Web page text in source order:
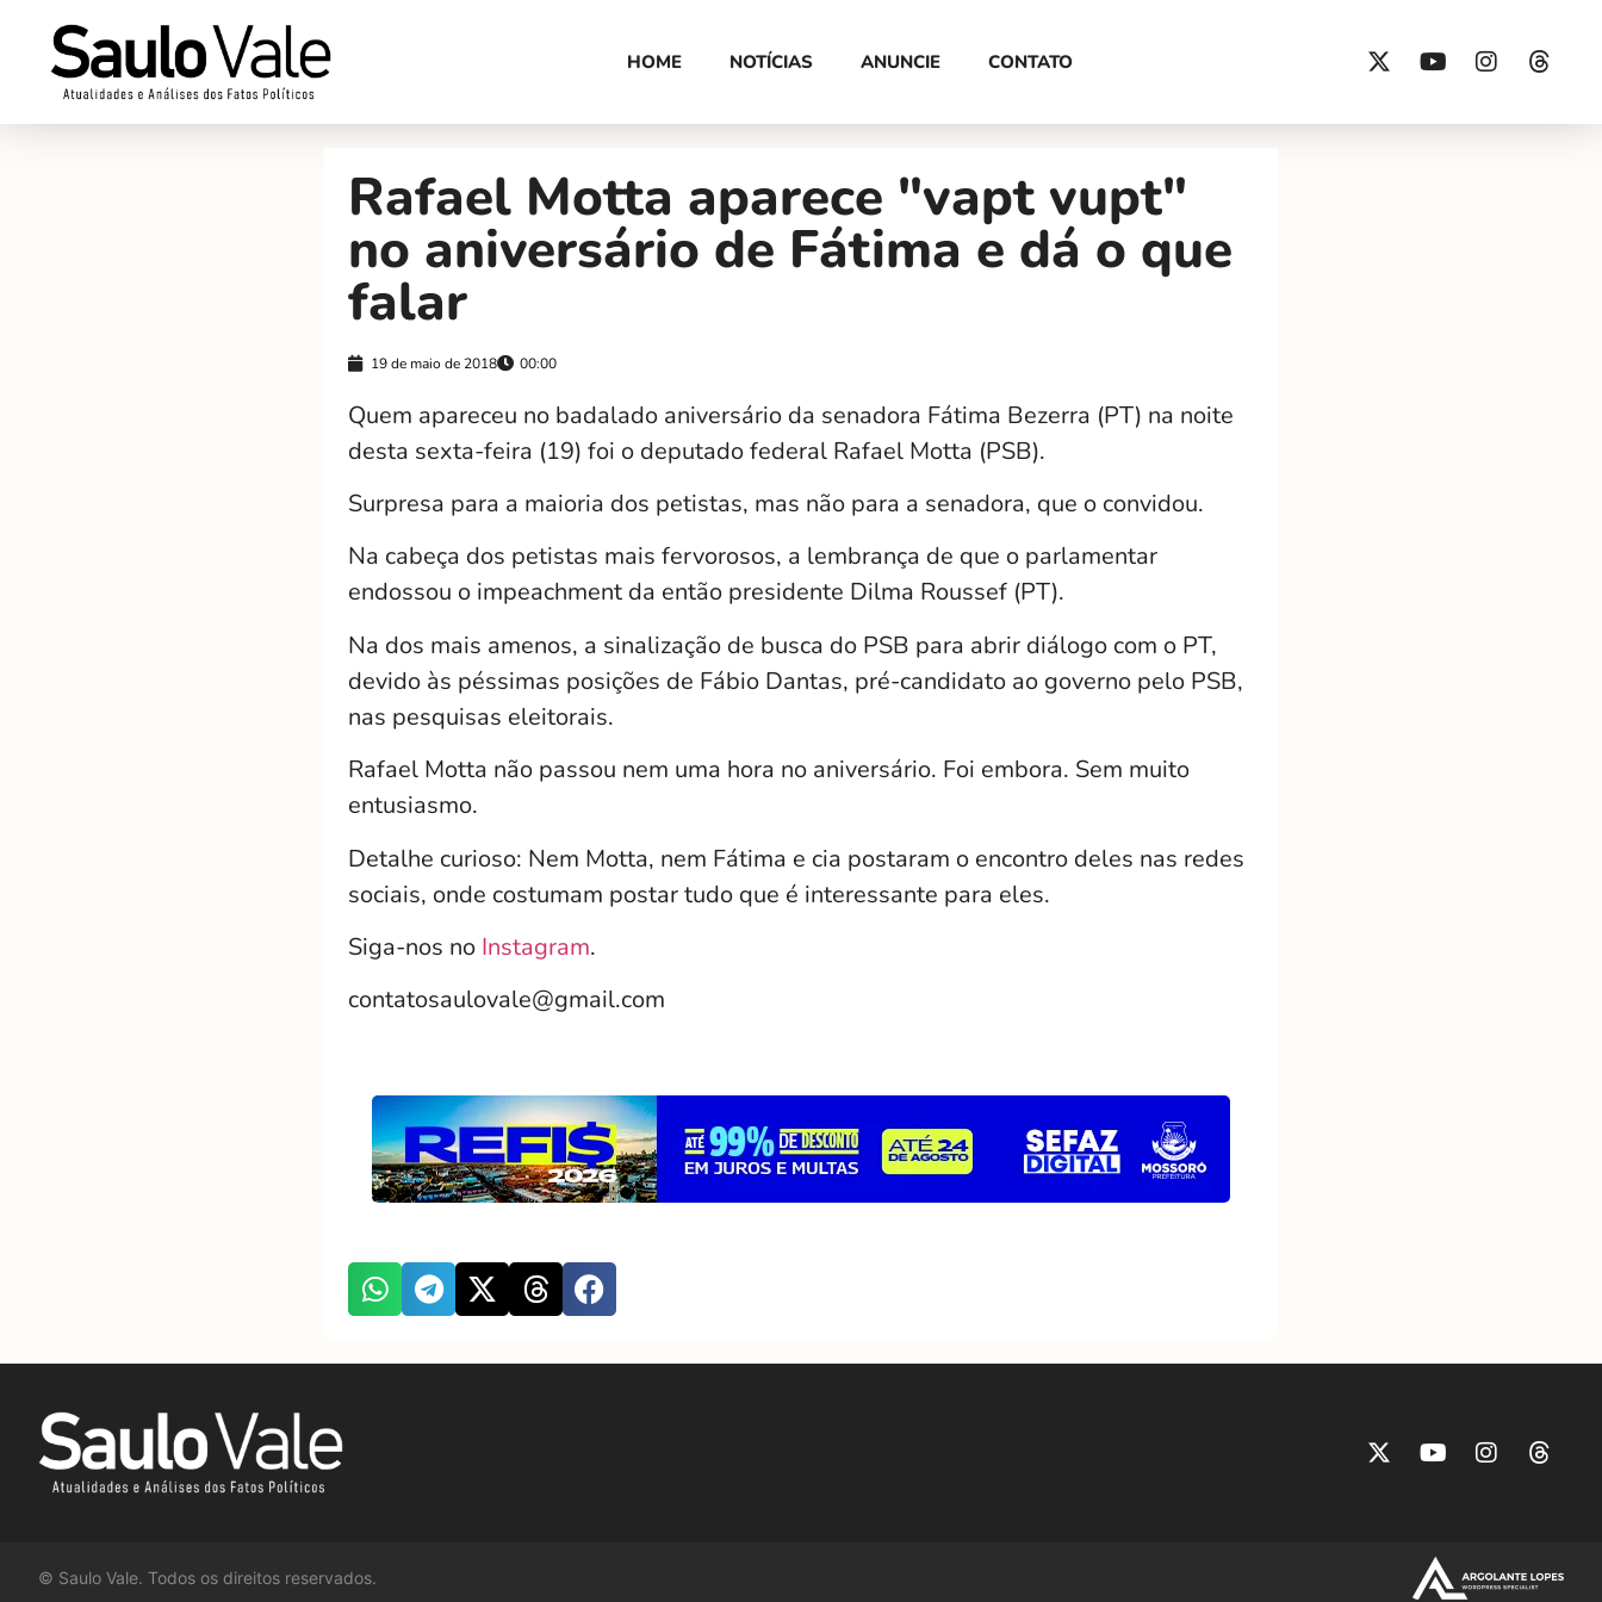
HOME NOTÍCIAS ANUNCIE CONTATO
Rafael Motta aparece "vapt vupt"
no aniversário de Fátima e dá o que
falar
19 de maio de 2018 00:00
Quem apareceu no badalado aniversário da senadora Fátima Bezerra (PT) na noite
desta sexta-feira (19) foi o deputado federal Rafael Motta (PSB).
Surpresa para a maioria dos petistas, mas não para a senadora, que o convidou.
Na cabeça dos petistas mais fervorosos, a lembrança de que o parlamentar
endossou o impeachment da então presidente Dilma Roussef (PT).
Na dos mais amenos, a sinalização de busca do PSB para abrir diálogo com o PT,
devido às péssimas posições de Fábio Dantas, pré-candidato ao governo pelo PSB,
nas pesquisas eleitorais.
Rafael Motta não passou nem uma hora no aniversário. Foi embora. Sem muito
entusiasmo.
Detalhe curioso: Nem Motta, nem Fátima e cia postaram o encontro deles nas redes
sociais, onde costumam postar tudo que é interessante para eles.
Siga-nos no Instagram.
contatosaulovale@gmail.com
© Saulo Vale. Todos os direitos reservados.